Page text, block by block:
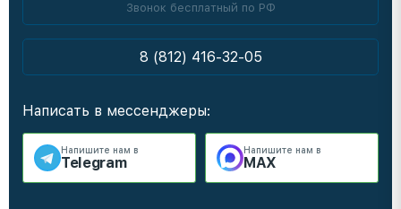
Звонок бесплатный по РФ
8 (812) 416-32-05
Написать в мессенджеры:
Напишите нам в
Telegram
Напишите нам в
MAX